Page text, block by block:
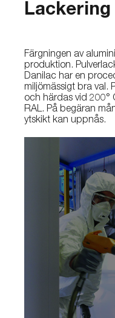
Lackering
Färgningen av
produktion.
Danilac har en
miljömässigt bra val.
och härdas vid 200°
RAL. På begäran
ytskikt kan uppnås.